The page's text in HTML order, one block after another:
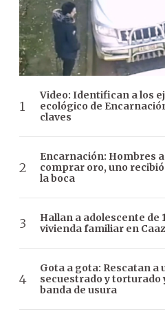
Video: Identifican a los
ecológico de
claves
Encarnación: Hombres
comprar oro, uno
la boca
Hallan a adolescente de
vivienda familiar en
Gota a gota: Rescatan a
secuestrado y torturado
banda de usura